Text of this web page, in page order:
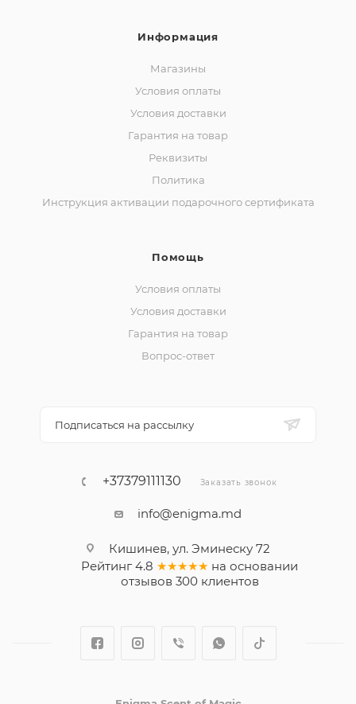
Информация
Магазины
Условия оплаты
Условия доставки
Гарантия на товар
Реквизиты
Политика
Инструкция активации подарочного сертификата
Помощь
Условия оплаты
Условия доставки
Гарантия на товар
Вопрос-ответ
Подписаться на рассылку
+37379111130 Заказать звонок
info@enigma.md
Кишинев, ул. Эминеску 72
Рейтинг 4.8 ★★★★★ на основании
отзывов 300клиентов